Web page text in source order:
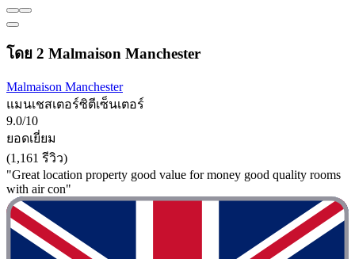
โดย 2 Malmaison Manchester
Malmaison Manchester
แมนเชสเตอร์ซิตีเซ็นเตอร์
9.0/10
ยอดเยี่ยม
(1,161 รีวิว)
"Great location property good value for money good quality rooms
with air con"